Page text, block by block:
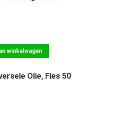
winkelwagen
Olie, Fles 50